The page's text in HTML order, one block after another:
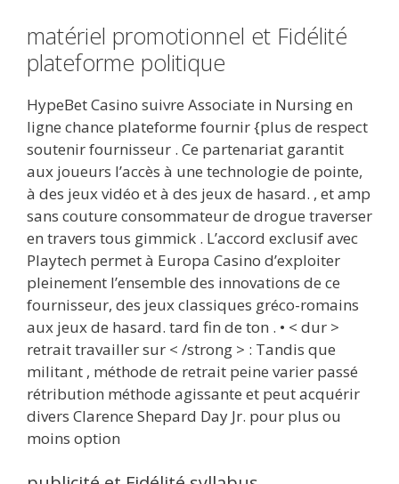
matériel promotionnel et Fidélité
plateforme politique
HypeBet Casino suivre Associate in Nursing en
ligne chance plateforme fournir {plus de respect
soutenir fournisseur . Ce partenariat garantit
aux joueurs l’accès à une technologie de pointe,
à des jeux vidéo et à des jeux de hasard. , et amp
sans couture consommateur de drogue traverser
en travers tous gimmick . L’accord exclusif avec
Playtech permet à Europa Casino d’exploiter
pleinement l’ensemble des innovations de ce
fournisseur, des jeux classiques gréco-romains
aux jeux de hasard. tard fin de ton . • < dur >
retrait travailler sur < /strong > : Tandis que
militant , méthode de retrait peine varier passé
rétribution méthode agissante et peut acquérir
divers Clarence Shepard Day Jr. pour plus ou
moins option